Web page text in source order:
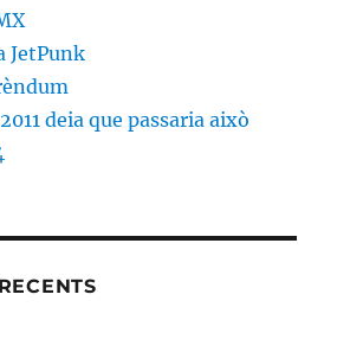
JetPunk
deia que passaria això